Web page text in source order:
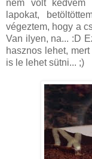
nem volt kedvem
lapokat,
végeztem, hogy a
Van ilyen, na... :D
hasznos lehet,
is le lehet sütni... ;)